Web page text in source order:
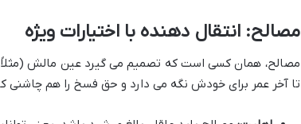
مصالح: انتقال دهنده با اختیارات ویژه
مصالح، همان کسی است که تصمیم می گیرد عین مالش (مثلاً
تا آخر عمر برای خودش نگه می دارد و حق فسخ را هم چاشنی